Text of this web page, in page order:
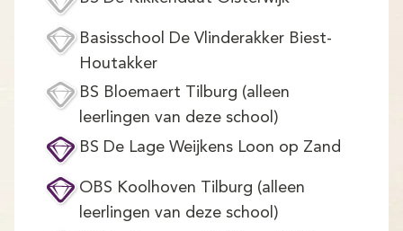
Basisschool De Vlinderakker Biest-
Houtakker
BS Bloemaert Tilburg (alleen
leerlingen van deze school)
BS De Lage Weijkens Loon op Zand
OBS Koolhoven Tilburg (alleen
leerlingen van deze school)